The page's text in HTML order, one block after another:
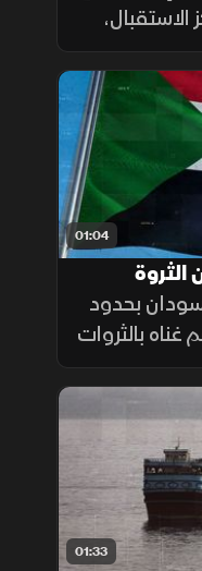
التهريب
إلى الساحة
01:04
بحدود
غناه بالثروات
كارثة
حرب منذ 2003، أحيلت للجنائية
01:33